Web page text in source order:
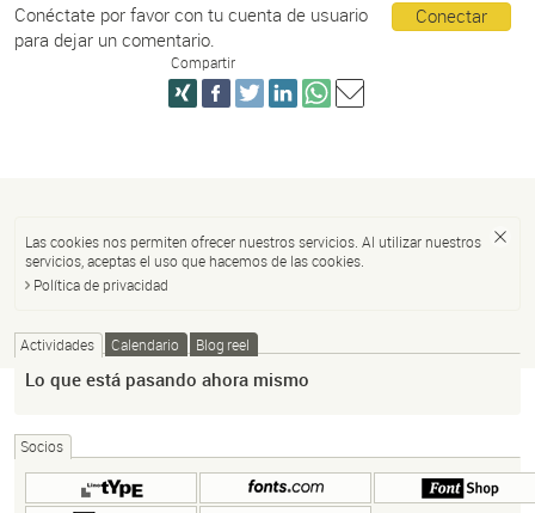
Conectar
Conéctate por favor con tu cuenta de usuario
para dejar un comentario.
Compartir
Las cookies nos permiten ofrecer nuestros servicios. Al utilizar nuestros
servicios, aceptas el uso que hacemos de las cookies.
Política de privacidad
Actividades Calendario Blog reel
Lo que está pasando ahora mismo
Socios